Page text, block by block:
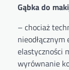
Gąbka do
– chociaż
elastyczności
wyrównanie